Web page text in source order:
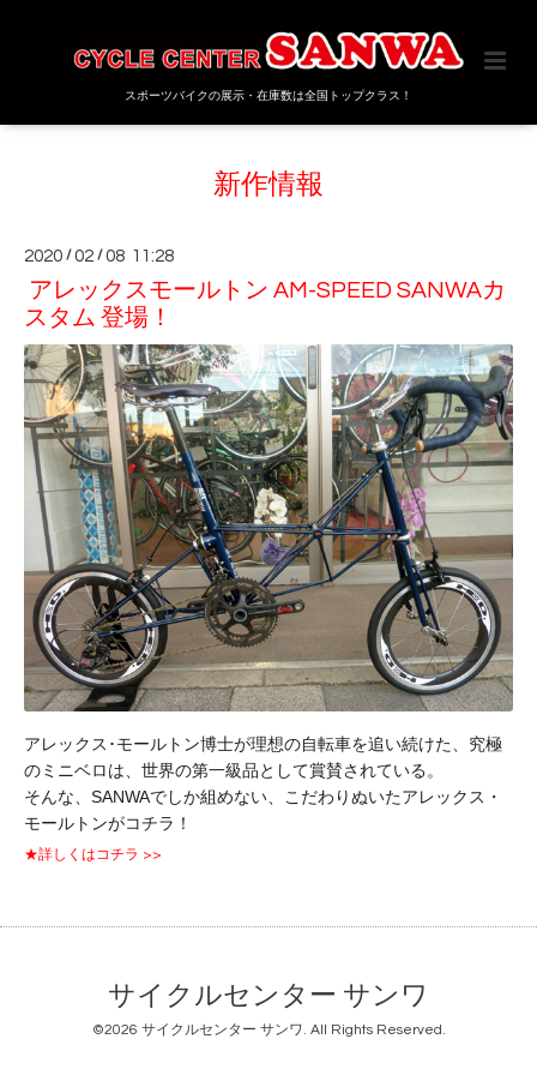
スポーツバイクの展示・在庫数は全国トップクラス！
新作情報
2020 /02 /08 11:28
アレックスモールトン AM-SPEED SANWAカ
スタム 登場！
アレックス･モールトン博士が理想の自転車を追い続けた、究極
のミニベロは、世界の第一級品として賞賛されている。
そんな、SANWAでしか組めない、こだわりぬいたアレックス・
モールトンがコチラ！
★詳しくはコチラ >>
サイクルセンター サンワ
©2026 サイクルセンター サンワ. All Rights Reserved.